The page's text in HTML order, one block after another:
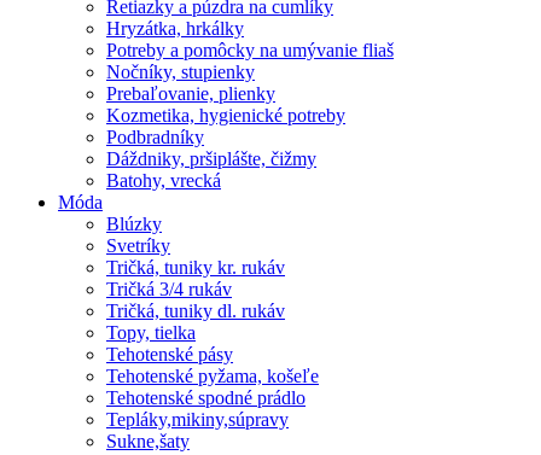
Retiazky a púzdra na cumlíky
Hryzátka, hrkálky
Potreby a pomôcky na umývanie fliaš
Nočníky, stupienky
Prebaľovanie, plienky
Kozmetika, hygienické potreby
Podbradníky
Dáždniky, pršiplášte, čižmy
Batohy, vrecká
Móda
Blúzky
Svetríky
Tričká, tuniky kr. rukáv
Tričká 3/4 rukáv
Tričká, tuniky dl. rukáv
Topy, tielka
Tehotenské pásy
Tehotenské pyžama, košeľe
Tehotenské spodné prádlo
Tepláky,mikiny,súpravy
Sukne,šaty